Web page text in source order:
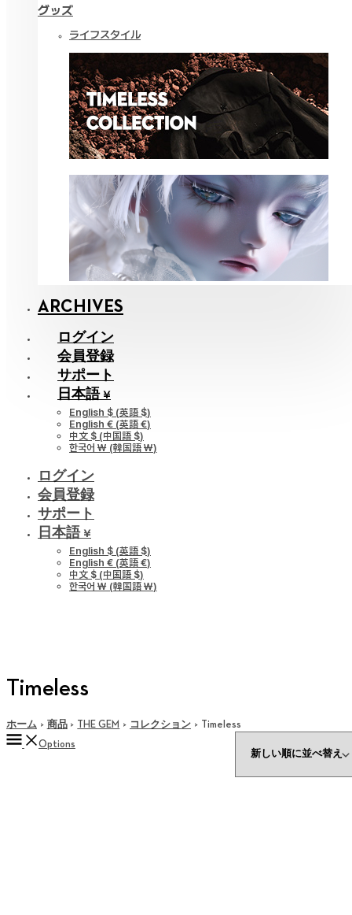
グッズ
ライフスタイル
ARCHIVES
ログイン
会員登録
サポート
日本語 ¥
English $ (英語 $)
English € (英語 €)
中文 $ (中国語 $)
한국어 ￦ (韓国語 ￦)
ログイン
会員登録
サポート
日本語 ¥
English $ (英語 $)
English € (英語 €)
中文 $ (中国語 $)
한국어 ￦ (韓国語 ￦)
Timeless
ホーム 商品 THE GEM コレクション
Timeless
Options